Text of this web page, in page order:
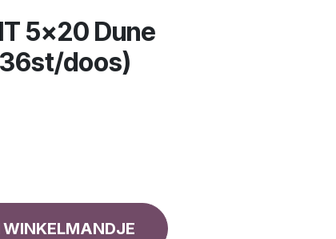
5x20 Dune
doos)